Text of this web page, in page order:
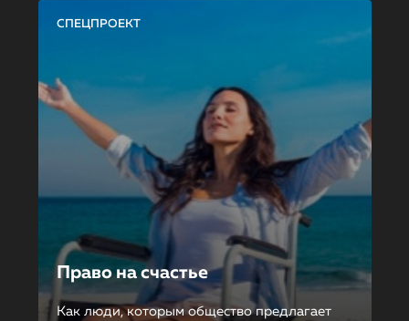
СПЕЦПРОЕКТ
Право на счастье
Как люди, которым общество предлагает